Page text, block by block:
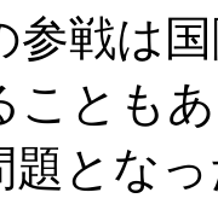
参戦は
ことも
題とな